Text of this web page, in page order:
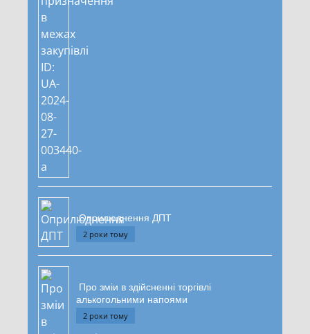
Оприлюднення ДПТ
2 роки тому
Про зміи в здійсненні торгівлі
алькогольними напоями
2 роки тому